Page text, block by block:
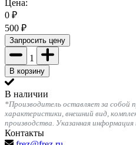
Цена:
0 ₽
500 ₽
Запросить цену
1
В корзину
В наличии
*Производитель оставляет за собой
характеристики, внешний вид,
производства. Указанная
Контакты